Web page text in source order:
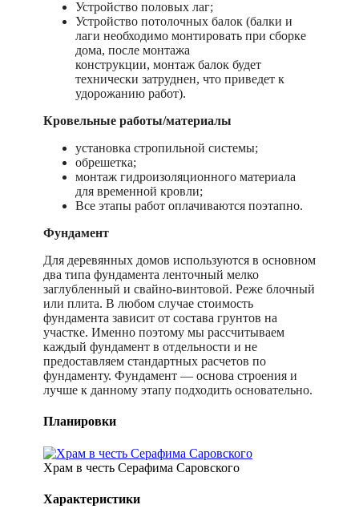
Устройство половых лаг;
Устройство потолочных балок (балки и
лаги необходимо монтировать при сборке
дома, после монтажа
конструкции, монтаж балок будет
технически затруднен, что приведет к
удорожанию работ).
Кровельные работы/материалы
установка стропильной системы;
обрешетка;
монтаж гидроизоляционного материала
для временной кровли;
Все этапы работ оплачиваются поэтапно.
Фундамент
Для деревянных домов используются в основном
два типа фундамента ленточный мелко
заглубленный и свайно-винтовой. Реже блочный
или плита. В любом случае стоимость
фундамента зависит от состава грунтов на
участке. Именно поэтому мы рассчитываем
каждый фундамент в отдельности и не
предоставляем стандартных расчетов по
фундаменту. Фундамент — основа строения и
лучше к данному этапу подходить основательно.
Планировки
Храм в честь Серафима Саровского
Характеристики